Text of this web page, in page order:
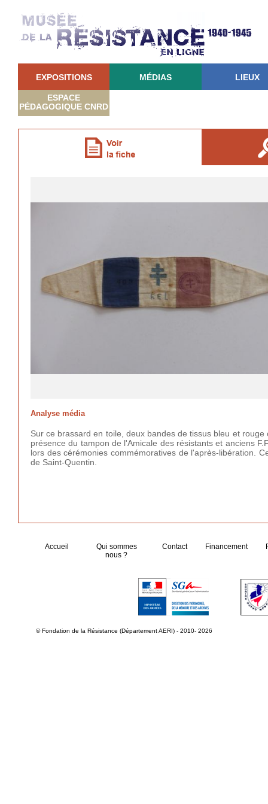
EXPOSITIONS MÉDIAS LIEUX
ESPACE
PÉDAGOGIQUE CNRD
Analyse média
Sur ce brassard en toile, deux bandes de tissus bleu et
présence du tampon de l'Amicale des résistants et anciens
lors des cérémonies commémoratives de l'après-libération.
de Saint-Quentin.
Accueil
Qui sommes
nous ?
Contact Financement
© Fondation de la Résistance (Département AERI) - 2010- 2026